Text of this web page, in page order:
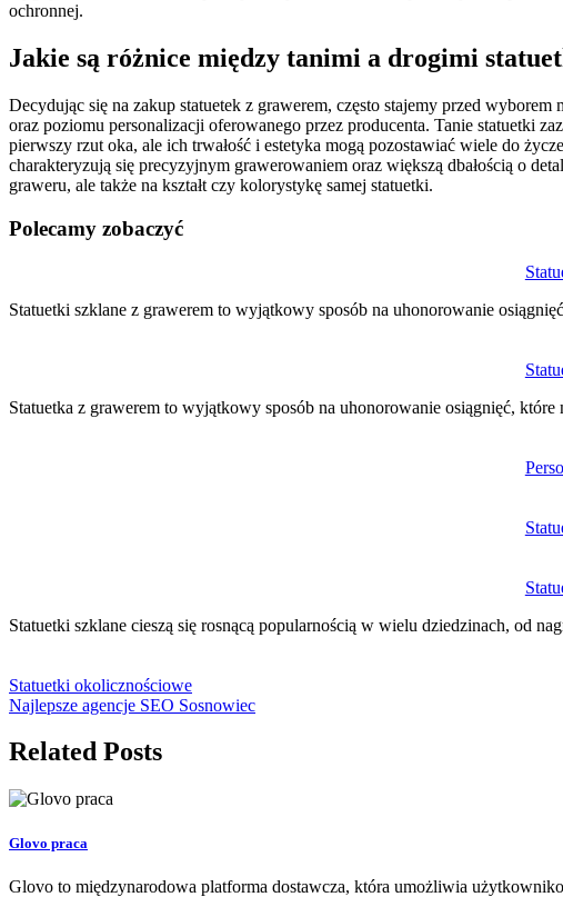
ochronnej.
Jakie są różnice między tanimi a drogimi
Decydując się na zakup statuetek z grawerem, często stajemy przed
oraz poziomu personalizacji oferowanego przez producenta. Tanie statuetki
pierwszy rzut oka, ale ich trwałość i estetyka mogą pozostawiać wiele do
charakteryzują się precyzyjnym grawerowaniem oraz większą dbałością o
graweru, ale także na kształt czy kolorystykę samej statuetki.
Polecamy zobaczyć
Statuetki szklane z grawerem to wyjątkowy sposób na uhonorowanie
Statuetka z grawerem to wyjątkowy sposób na uhonorowanie osiągnięć,
Statuetki szklane cieszą się rosnącą popularnością w wielu dziedzinach, od
wpisu
Statuetki okolicznościowe
Najlepsze agencje SEO Sosnowiec
Related Posts
Glovo praca
Glovo to międzynarodowa platforma dostawcza, która umożliwia